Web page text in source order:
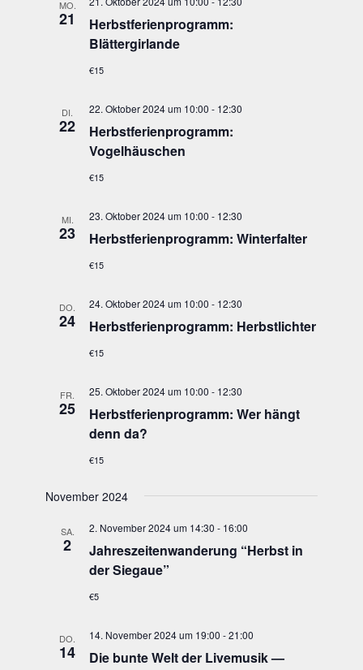
MO.
21
Herbst­fe­ri­en­pro­gramm:
Blättergirlande
€15
DI.
22
Herbst­fe­ri­en­pro­gramm:
Vogelhäuschen
22. Oktober 2024 um 10:00 - 12:30
€15
MI.
23 Herbst­fe­ri­en­pro­gramm: Winterfalter
23. Oktober 2024 um 10:00 - 12:30
€15
DO.
24 Herbst­fe­ri­en­pro­gramm: Herbstlichter
24. Oktober 2024 um 10:00 - 12:30
€15
FR.
25
Herbst­fe­ri­en­pro­gramm: Wer hängt
denn da?
25. Oktober 2024 um 10:00 - 12:30
€15
November 2024
SA.
2
Jah­res­zei­ten­wan­de­rung “Herbst in
der Siegaue”
2. November 2024 um 14:30 - 16:00
€5
DO.
14
Die bun­te Welt der Live­mu­sik —
14. November 2024 um 19:00 -21:00